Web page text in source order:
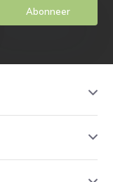
Abonneer